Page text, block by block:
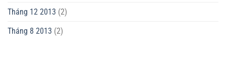
Tháng 12 2013 (2)
Tháng 8 2013 (2)